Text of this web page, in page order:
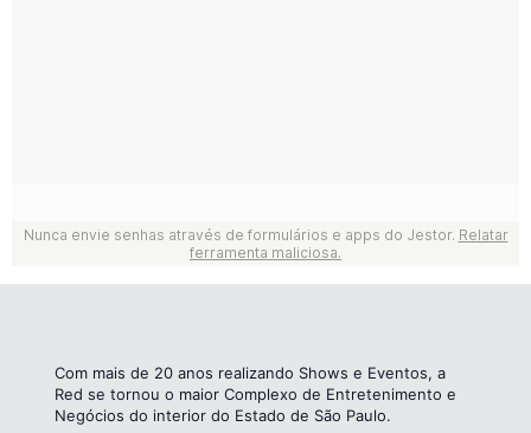
Com mais de 20 anos realizando Shows e Eventos, a
Red se tornou o maior Complexo de Entretenimento e
Negócios do interior do Estado de São Paulo.